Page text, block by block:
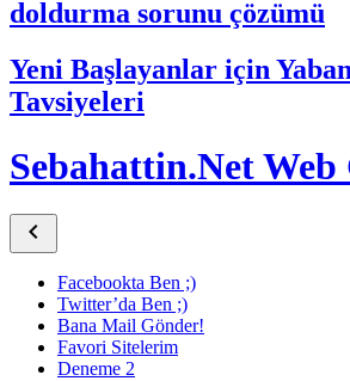
doldurma sorunu çözümü
Yeni Başlayanlar için
Tavsiyeleri
Sebahattin.Net

Facebookta Ben ;)
Twitter’da Ben ;)
Bana Mail Gönder!
Favori Sitelerim
Deneme 2